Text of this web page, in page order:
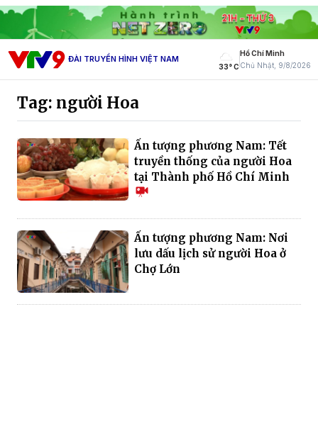
ĐÀI TRUYỀN HÌNH VIỆT NAM
33° C
Hồ Chí Minh
Chủ Nhật, 9/8/2026
Tag: người Hoa
Ấn tượng phương Nam: Tết
truyền thống của người Hoa
tại Thành phố Hồ Chí Minh
Ấn tượng phương Nam: Nơi
lưu dấu lịch sử người Hoa ở
Chợ Lớn